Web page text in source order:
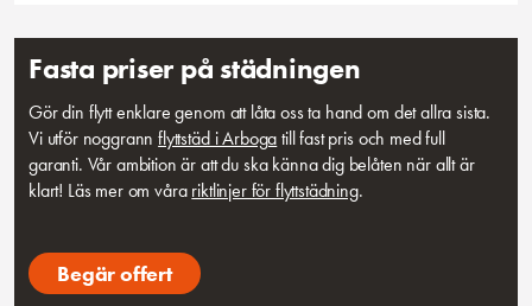
Fasta priser på städningen
Gör din flytt enklare genom att låta oss ta hand om det allra sista.
Vi utför noggrannflyttstäd i Arbogatill fast pris och med full
garanti. Vår ambition är att du ska känna dig belåten när allt är
klart! Läs mer om vårariktlinjer för flyttstädning.
Begär offert